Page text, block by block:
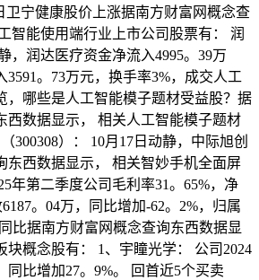
卫宁健康股价上涨据南方财富网概念查
智能使用端行业上市公司股票有： 润
，润达医疗资金净流入4995。39万
3591。73万元，换手率3%，成交人工
，哪些是人工智能模子题材受益股？据
西数据显示， 相关人工智能模子题材
300308）： 10月17日动静，中际旭创
东西数据显示， 相关智妙手机全面屏
年第二季度公司毛利率31。65%，净
。04万，同比增加-62。2%，归属
比据南方财富网概念查询东西数据显
块概念股有： 1、宇瞳光学： 公司2024
同比增加27。9%。 回首近5个买卖